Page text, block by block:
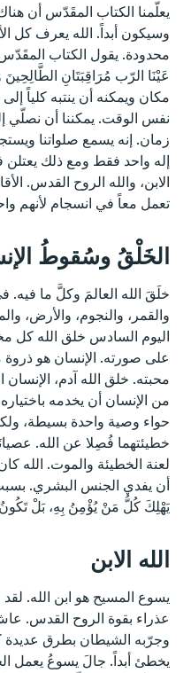
يعلّمنا الكتاب المقَدّس أن
وسيكون أبداً. الله يعرف كل
عَيْنَا الرّب مُرَاقِبَتَانِ
مكان ويمكنه أن ينتبه
نفس الوقت. يمكننا أن نصلّي
زمان. إنه يسمع صلواتنا
إله واحد فقط ومع ذلك يعتلن
الابن، والله الروح القدس.
تعمل معاً في انسجام لأنهم
الخَلْقُ وسُقوطُ
خلَقَ الله العالمَ وكلَّ ما
والقمر، والنجوم، والأرض،
اليوم السادس خلق الله كل
على صورته. الإنسان هو ذروة
محبته. خلق الله آدم، الإنسان
من الإنسان أن يخدمه
حواء وصية واحدة بسيطة،
خطيئتهما فُصِلا عن الله.
لعنة الخطيئة والموت. الله
أن يفدي الجنس البشري. بسبب
يَهْلِكَ كُلُّ مَنْ يُؤْمِنُ بِهِ، بَلْ تَكُونُ لَهُ
الله الابن
يسوع المسيح هو ابن الله.
عذراء بقوة الروح القدس.
وجرّبه الشيطان بطرق عديدة
يخطئ أبداً. جالَ يسوعُ يعمل